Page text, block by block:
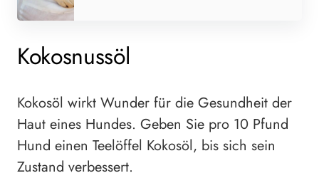
Kokosnussöl
Kokosöl wirkt Wunder für die Gesundheit der
Haut eines Hundes. Geben Sie pro 10 Pfund
Hund einen Teelöffel Kokosöl, bis sich sein
Zustand verbessert.